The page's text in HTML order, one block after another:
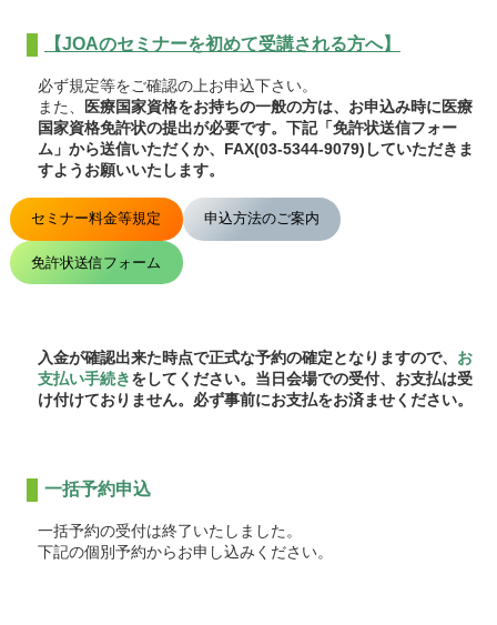
【JOAのセミナーを初めて受講される方へ】
必ず規定等をご確認の上お申込下さい。
また、
医療国家資格をお持ちの一般の方は、お申込み時に医療
国家資格免許状の提出が必要です。下記「免許状送信フォー
ム」から送信いただくか、FAX(03-5344-9079)していただきま
すようお願いいたします。
セミナー料金等規定 申込方法のご案内
免許状送信フォーム
入金が確認出来た時点で正式な予約の確定となりますので、 お
支払い手続きをしてください。当日会場での受付、お支払は受
け付けておりません。必ず事前にお支払をお済ませください。
一括予約申込
一括予約の受付は終了いたしました。
下記の個別予約からお申し込みください。